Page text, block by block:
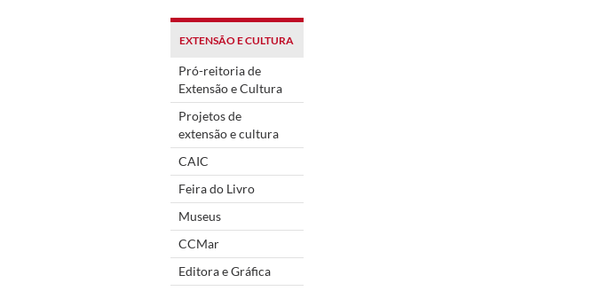
EXTENSÃO E CULTURA
Pró-reitoria de
Extensão e Cultura
Projetos de
extensão e cultura
CAIC
Feira do Livro
Museus
CCMar
Editora e Gráfica